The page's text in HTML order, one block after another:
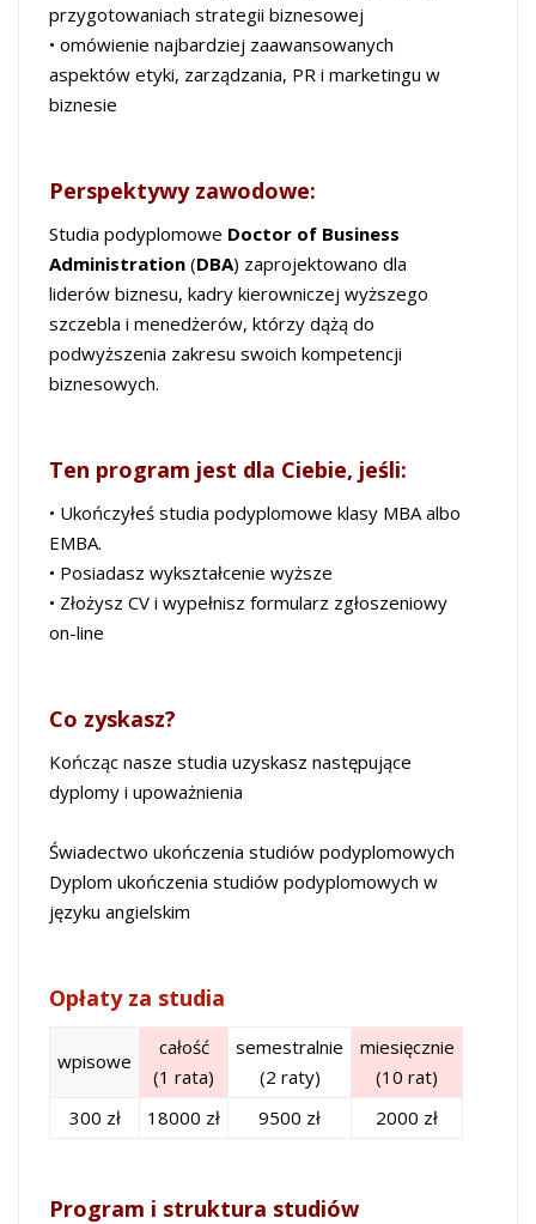
przygotowaniach strategii biznesowej
• omówienie najbardziej zaawansowanych
aspektów etyki, zarządzania, PR i marketingu w
biznesie
Perspektywy zawodowe:
Studia podyplomowe Doctor of Business
Administration (DBA) zaprojektowano dla
liderów biznesu, kadry kierowniczej wyższego
szczebla i menedżerów, którzy dążą do
podwyższenia zakresu swoich kompetencji
biznesowych.
Ten program jest dla Ciebie, jeśli:
• Ukończyłeś studia podyplomowe klasy MBA albo
EMBA.
• Posiadasz wykształcenie wyższe
• Złożysz CV i wypełnisz formularz zgłoszeniowy
on-line
Co zyskasz?
Kończąc nasze studia uzyskasz następujące
dyplomy i upoważnienia
Świadectwo ukończenia studiów podyplomowych
Dyplom ukończenia studiów podyplomowych w
języku angielskim
Opłaty za studia
wpisowe
całość
(1 rata)
semestralnie
(2 raty)
miesięcznie
(10 rat)
300 zł
18000 zł 9500 zł 2000 zł
Program i struktura studiów